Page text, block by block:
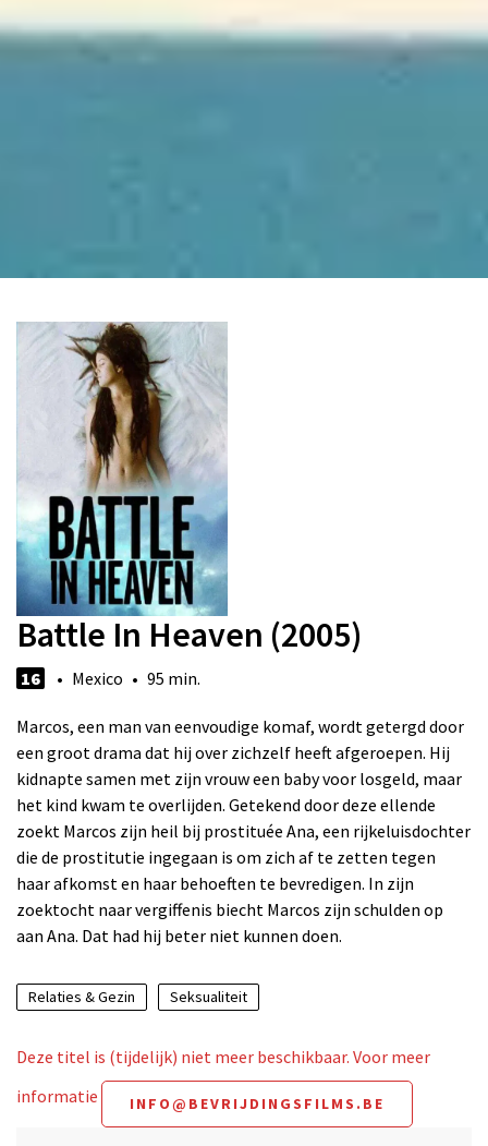
Battle In Heaven (2005)
16 • Mexico • 95 min.
Marcos, een man van eenvoudige komaf, wordt getergd door
een groot drama dat hij over zichzelf heeft afgeroepen. Hij
kidnapte samen met zijn vrouw een baby voor losgeld, maar
het kind kwam te overlijden. Getekend door deze ellende
zoekt Marcos zijn heil bij prostituée Ana, een rijkeluisdochter
die de prostitutie ingegaan is om zich af te zetten tegen
haar afkomst en haar behoeften te bevredigen. In zijn
zoektocht naar vergiffenis biecht Marcos zijn schulden op
aan Ana. Dat had hij beter niet kunnen doen.
Relaties & Gezin Seksualiteit
Deze titel is (tijdelijk) niet meer beschikbaar. Voor meer
informatie
INFO@BEVRIJDINGSFILMS.BE